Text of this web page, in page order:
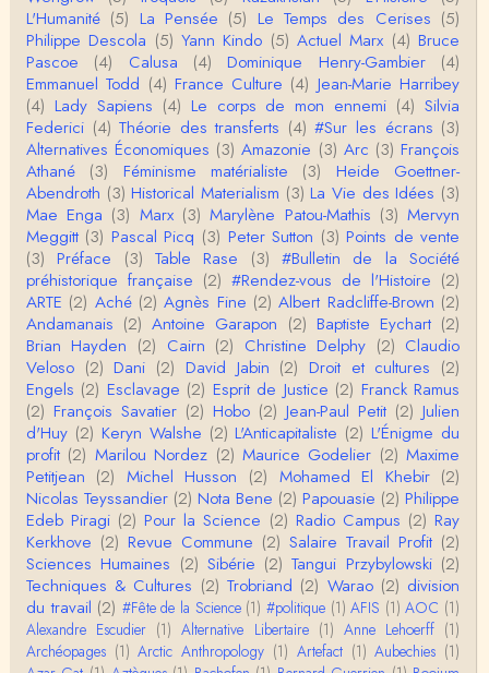
Christophe Darmangeat
Cet article apporte de l'eau à mon moulin (si j'ose
dire) en appuyant la réalité des torture…
roland chaudat
IROQUOIS CANNIBALISM: FACT NOT FICTIONTho
mas S. AblerUniversity of WaterlooBien que ce text
e ne comp…
roland chaudat
Merci de relever ma généralisation hâtive en ce qu
i concerne une hypothétique proportion relative e
n…
Christophe Darmangeat
Pour ce qui est des effets de la variole, ils ont en
effet été catastrophiques 'une manière géné…
Roland Chaudat
L'histoire des populations autochtones profite certai
nement de ces reconstitutions dont la visit…
Anonymous
Je viens de regarder une vidéo de Pascal Picq sur
"le blob" à l'instant. Mon premier r…
Yves Le Dantec
En effet, par "hiérarchie" j'entendais surtout ce que
tu entends dans ton second point…
Claude Julien
L'Humanité (5) La Pensée (5) Le Temps des Cerises (5)
Philippe Descola (5) Yann Kindo (5) Actuel Marx (4) Bruce
Pascoe
(4) Calusa (4) Dominique Henry-Gambier
(4)
Emmanuel Todd (4) France Culture (4) Jean-Marie Harribey
(4) Lady Sapiens (4) Le corps de mon ennemi (4) Silvia
Federici (4) Théorie des transferts (4) #Sur les écrans (3)
Alternatives Économiques (3) Amazonie (3) Arc (3) François
Athané
(3) Féminisme matérialiste (3)
Heide Goettner-
Abendroth (3) Historical Materialism (3) La Vie des Idées (3)
Mae Enga (3) Marx (3) Marylène Patou-Mathis (3) Mervyn
Meggitt (3) Pascal Picq (3) Peter Sutton (3) Points de vente
(3) Préface (3) Table Rase (3) #Bulletin de la Société
préhistorique française (2) #Rendez-vous de l'Histoire (2)
ARTE (2) Aché (2) Agnès Fine (2) Albert Radcliffe-Brown (2)
Andamanais (2) Antoine Garapon (2) Baptiste Eychart (2)
Brian Hayden (2) Cairn (2) Christine Delphy (2) Claudio
Veloso (2) Dani (2) David Jabin (2) Droit et cultures (2)
Engels (2) Esclavage (2) Esprit de Justice (2) Franck Ramus
(2) François Savatier (2) Hobo (2) Jean-Paul Petit (2) Julien
d'Huy (2) Keryn Walshe (2) L'Anticapitaliste (2) L'Énigme du
profit (2) Marilou Nordez (2) Maurice Godelier (2) Maxime
Petitjean (2) Michel Husson (2) Mohamed El Khebir (2)
Nicolas Teyssandier (2) Nota Bene (2) Papouasie (2) Philippe
Edeb Piragi (2) Pour la Science (2) Radio Campus (2) Ray
Kerkhove (2) Revue Commune (2) Salaire Travail Profit (2)
Sciences Humaines (2) Sibérie (2) Tangui Przybylowski (2)
Techniques & Cultures (2) Trobriand (2) Warao (2) division
du travail (2) #Fête de la Science (1) #politique (1) AFIS (1) AOC (1)
Alexandre Escudier (1) Alternative Libertaire (1) Anne Lehoerff (1)
Archéopages (1) Arctic Anthropology (1) Artefact (1) Aubechies (1)